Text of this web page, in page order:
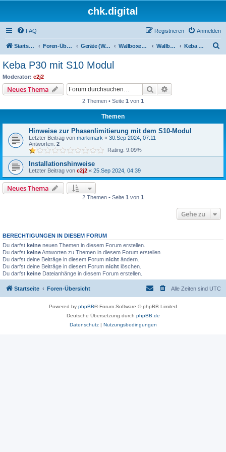
chk.digital
FAQ Anmelden
Registrieren
Startseite Foren-Übersicht Geräte (Wallboxen, Stromquellen, Autos) Wallboxen & Funkschalter Wallboxen mit Phasenlimitierung Keba P30 mit S10 Modul
Keba P30 mit S10 Modul
Moderator: c2j2
Neues Thema Suche
2 Themen • Seite 1 von 1
Themen
Hinweise zur Phasenlimitierung mit dem S10-Modul
Letzter Beitrag von markimark « 30.Sep 2024, 07:11
Antworten: 2
Rating: 9.09%
Installationshinweise
Letzter Beitrag von c2j2 « 25.Sep 2024, 04:39
Neues Thema
2 Themen • Seite 1 von 1
Gehe zu
BERECHTIGUNGEN IN DIESEM FORUM
Du darfst keine neuen Themen in diesem Forum erstellen.
Du darfst keineAntworten zu Themen in diesem Forum erstellen.
Du darfst deine Beiträge in diesem Forum nicht ändern.
Du darfst deine Beiträge in diesem Forum nicht löschen.
Du darfst keine Dateianhänge in diesem Forum erstellen.
Startseite Foren-Übersicht Alle Zeiten sind UTC
Powered by phpBB® Forum Software © phpBB Limited
Deutsche Übersetzung durch phpBB.de
Datenschutz| Nutzungsbedingungen